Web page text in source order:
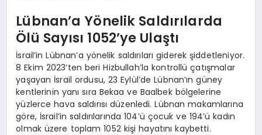
Lübnan’a Yönelik Saldırılarda
Ölü Sayısı 1052’ye Ulaştı
İsrail’in Lübnan’a yönelik saldırıları giderek şiddetleniyor.
8 Ekim 2023’ten beri Hizbullah’la kontrollü çatışmalar
yaşayan İsrail ordusu, 23 Eylül’de Lübnan’ın güney
kentlerinin yanı sıra Bekaa ve Baalbek bölgelerine
yüzlerce hava saldırısı düzenledi. Lübnan makamlarına
göre, İsrail’in saldırılarında 104’ü çocuk ve 194’ü kadın
olmak üzere toplam 1052 kişi hayatını kaybetti.